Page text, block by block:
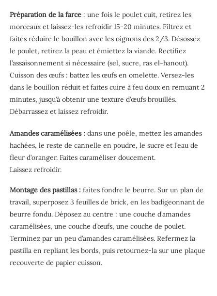
Préparation de la farce : une fois le poulet cuit, retirez les
morceaux et laissez-les refroidir 15-20 minutes. Filtrez et
faites réduire le bouillon avec les oignons des 2/3. Désossez
le poulet, retirez la peau et émiettez la viande. Rectifiez
l’assaisonnement si nécessaire (sel, sucre, ras el-hanout).
Cuisson des œufs : battez les œufs en omelette. Versez-les
dans le bouillon réduit et faites cuire à feu doux en remuant 2
minutes, jusqu’à obtenir une texture d’œufs brouillés.
Débarrassez et laissez refroidir.
Amandes caramélisées : dans une poêle, mettez les amandes
hachées, le reste de cannelle en poudre, le sucre et l’eau de
fleur d’oranger. Faites caraméliser doucement.
Laissez refroidir.
Montage des pastillas : faites fondre le beurre. Sur un plan de
travail, superposez 3 feuilles de brick, en les badigeonnant de
beurre fondu. Déposez au centre : une couche d’amandes
caramélisées, une couche d’œufs, une couche de poulet.
Terminez par un peu d’amandes caramélisées. Refermez la
pastilla en repliant les bords, puis retournez-la sur une plaque
recouverte de papier cuisson.